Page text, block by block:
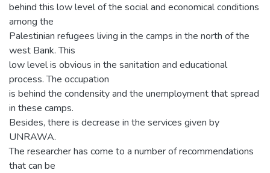
behind this low level of the social and economical conditions
among the
Palestinian refugees living in the camps in the north of the
west Bank. This
low level is obvious in the sanitation and educational
process. The occupation
is behind the condensity and the unemployment that spread
in these camps.
Besides, there is decrease in the services given by
UNRAWA.
The researcher has come to a number of recommendations
that can be